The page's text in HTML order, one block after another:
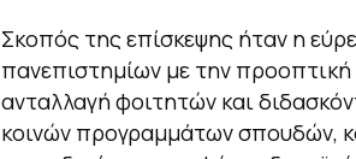
Σκοπός της επίσκεψης ήταν η
πανεπιστημίων με την
ανταλλαγή φοιτητών και
κοινών προγραμμάτων σπουδών,